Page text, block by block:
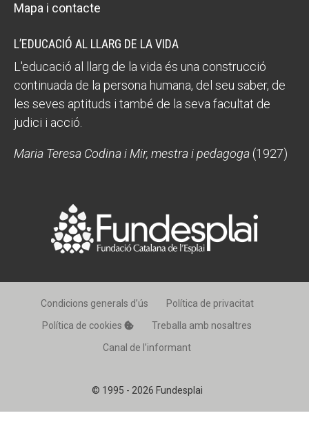
Mapa i contacte
L’EDUCACIÓ AL LLARG DE LA VIDA
L'educació al llarg de la vida és una construcció
continuada de la persona humana, del seu saber, de
les seves aptituds i també de la seva facultat de
judici i acció.
Maria Teresa Codina i Mir, mestra i pedagoga (1927)
© 1995 - 2026 Fundesplai
Condicions generals d’ús
Política de privacitat
Política de cookies
Treballa amb nosaltres
Canal de l’informant
Missió i valors
Els comptes clars
Proposta educativa
Missió i valors
Els comptes clars
Proposta educativa